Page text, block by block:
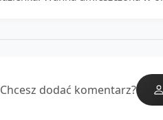
Chcesz dodać komentarz?